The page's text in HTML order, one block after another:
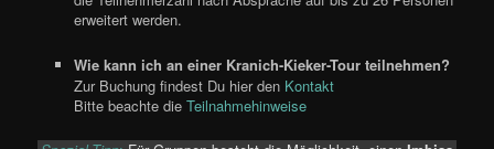
erweitert werden.
Wie kann ich an einer Kranich-Kieker-Tour teilnehmen?
Zur Buchung findest Du hier den Kontakt
Bitte beachte die Teilnahmehinweise